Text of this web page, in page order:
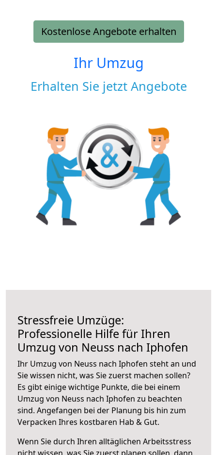
Kostenlose Angebote erhalten
Ihr Umzug
Erhalten Sie jetzt Angebote
Stressfreie Umzüge:
Professionelle Hilfe für Ihren
Umzug von Neuss nach Iphofen
Ihr Umzug von Neuss nach Iphofen steht an und
Sie wissen nicht, was Sie zuerst machen sollen?
Es gibt einige wichtige Punkte, die bei einem
Umzug von Neuss nach Iphofen zu beachten
sind. Angefangen bei der Planung bis hin zum
Verpacken Ihres kostbaren Hab & Gut.
Wenn Sie durch Ihren alltäglichen Arbeitsstress